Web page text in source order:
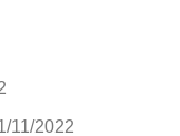
11/2022